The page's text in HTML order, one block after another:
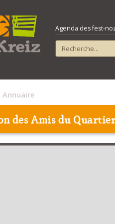
Agenda des fest-
Annuaire
des Amis du